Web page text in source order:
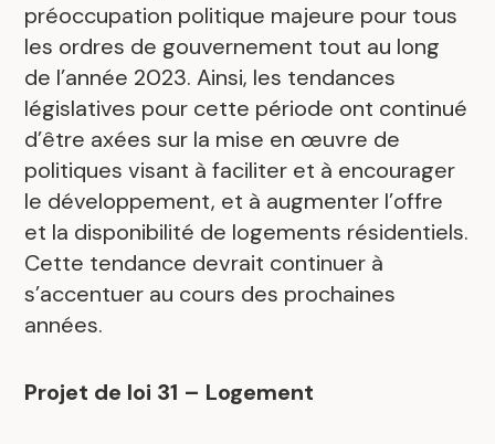
préoccupation politique majeure pour tous
les ordres de gouvernement tout au long
de l’année 2023. Ainsi, les tendances
législatives pour cette période ont continué
d’être axées sur la mise en œuvre de
politiques visant à faciliter et à encourager
le développement, et à augmenter l’offre
et la disponibilité de logements résidentiels.
Cette tendance devrait continuer à
s’accentuer au cours des prochaines
années.
Projet de loi 31 – Logement